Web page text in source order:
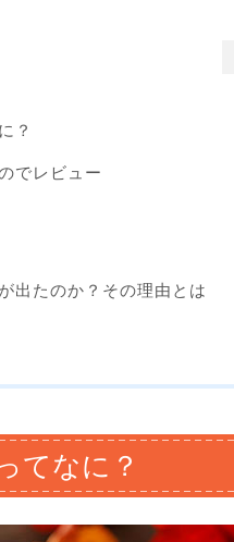
？
でレビュー
出たのか？その理由とは
てなに？